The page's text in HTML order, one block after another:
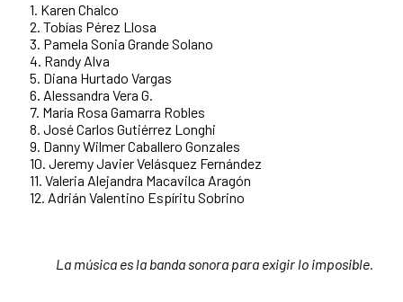
1. Karen Chalco
2. Tobías Pérez Llosa
3. Pamela Sonia Grande Solano
4. Randy Alva
5. Diana Hurtado Vargas
6. Alessandra Vera G.
7. María Rosa Gamarra Robles
8. José Carlos Gutiérrez Longhi
9. Danny Wilmer Caballero Gonzales
10. Jeremy Javier Velásquez Fernández
11. Valeria Alejandra Macavilca Aragón
12. Adrián Valentino Espíritu Sobrino
La música es la banda sonora para exigir lo imposible.